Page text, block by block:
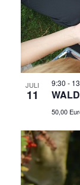
JULI
11
9:30 -
50,00